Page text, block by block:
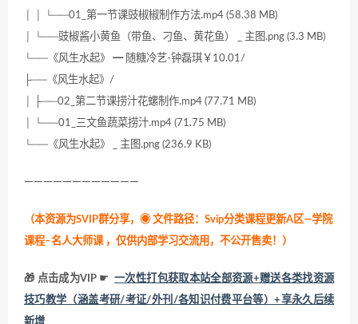
│ │ └──01_第一节课豉椒椒制作方法.mp4 (58.38 MB)
│ └──豉椒酱小黄鱼（带鱼、刁鱼、黄花鱼） _ 主图.png (3.3 MB)
└──《风生水起》 ━ 随糖冷艺-钟磊琪￥10.01/
├──《风生水起》/
│ ├──02_第二节课捞汁花螺制作.mp4 (77.71 MB)
│ └──01_三文鱼蔬菜捞汁.mp4 (71.75 MB)
└──《风生水起》 _ 主图.png (236.9 KB)
————————————
（本资源为SVIP群分享， ◉ 文件路径：Svip分类课程更新A区—学院
课程–名人大师课 ，仅供内部学习交流用，不公开售卖！ ）
🎁 点击成为VIP ☛ 一次性打包获取本站全部资源+赠送各类找资源
技巧教学（涵盖考研/考证/外刊/各知识付费平台等）+享永久后续
新增